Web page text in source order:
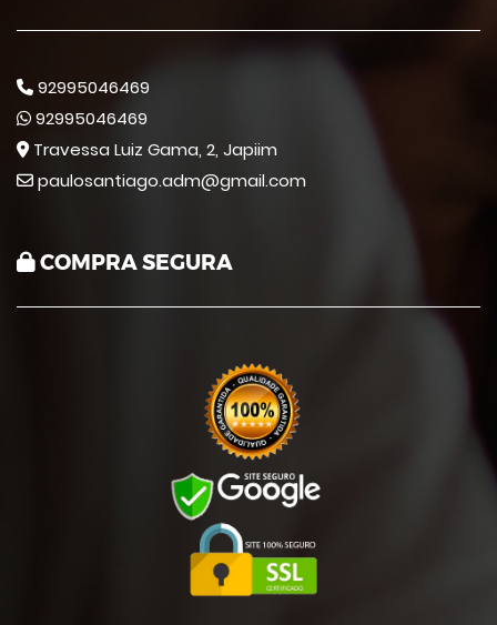
92995046469
92995046469
Travessa Luiz Gama, 2, Japiim
paulosantiago.adm@gmail.com
COMPRA SEGURA